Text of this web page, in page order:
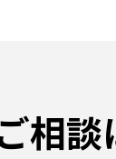
相談